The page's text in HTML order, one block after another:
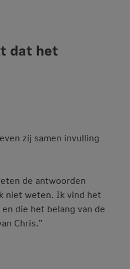
dat het
zij samen invulling
de antwoorden
niet weten. Ik vind het
die het belang van de
Chris.”